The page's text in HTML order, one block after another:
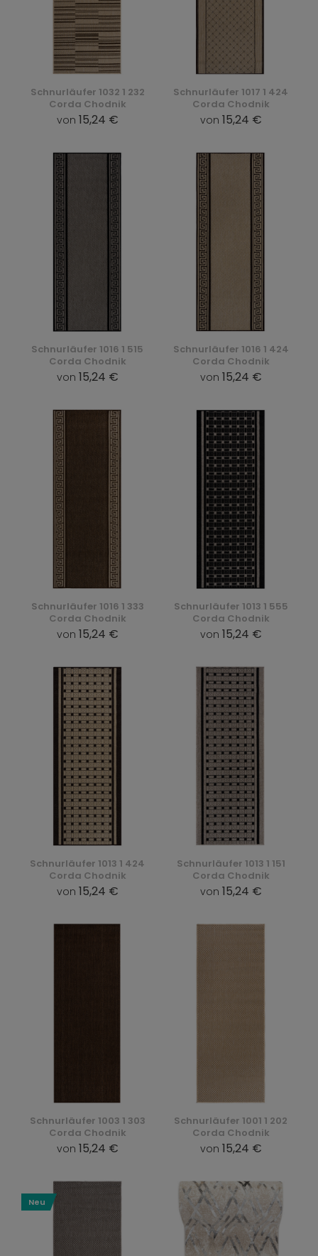
Schnurläufer 1032 1 232
Corda Chodnik
von 15,24 €
Schnurläufer 1017 1 424
Corda Chodnik
von 15,24 €
Schnurläufer 1016 1 515
Corda Chodnik
von 15,24 €
Schnurläufer 1016 1 424
Corda Chodnik
von 15,24 €
Schnurläufer 1016 1 333
Corda Chodnik
von 15,24 €
Schnurläufer 1013 1 555
Corda Chodnik
von 15,24 €
Schnurläufer 1013 1 424
Corda Chodnik
von 15,24 €
Schnurläufer 1013 1 151
Corda Chodnik
von 15,24 €
Schnurläufer 1003 1 303
Corda Chodnik
von 15,24 €
Schnurläufer 1001 1 202
Corda Chodnik
von 15,24 €
Neu